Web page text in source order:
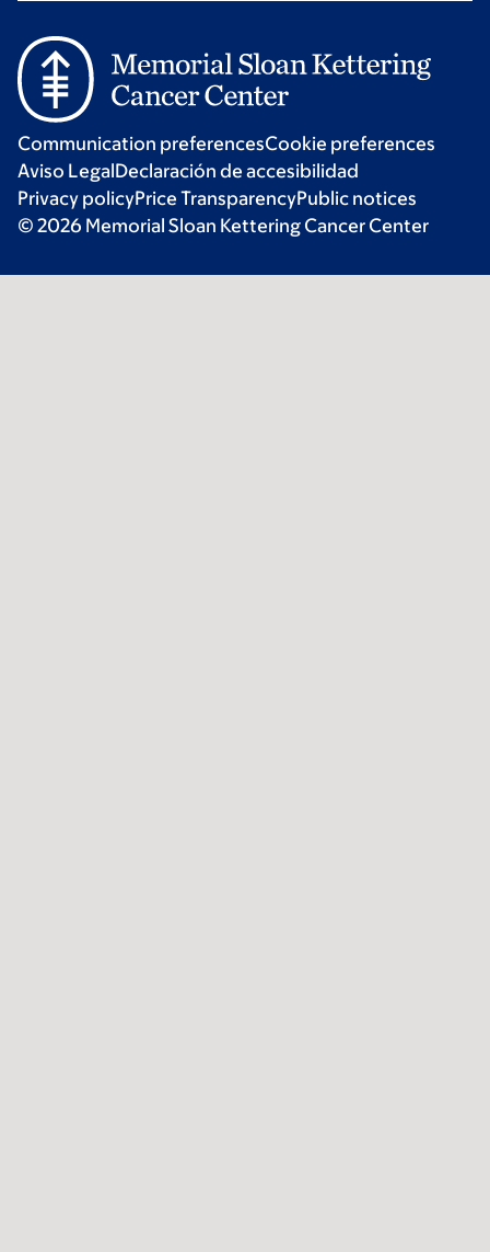
Communication preferencesCookie preferences
Aviso LegalDeclaración de accesibilidad
Privacy policyPrice TransparencyPublic notices
© 2026 Memorial Sloan Kettering Cancer Center